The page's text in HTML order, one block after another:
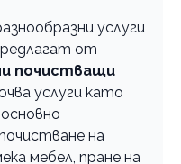
услуги
от
почистващи
услуги като
на
мебел, пране на